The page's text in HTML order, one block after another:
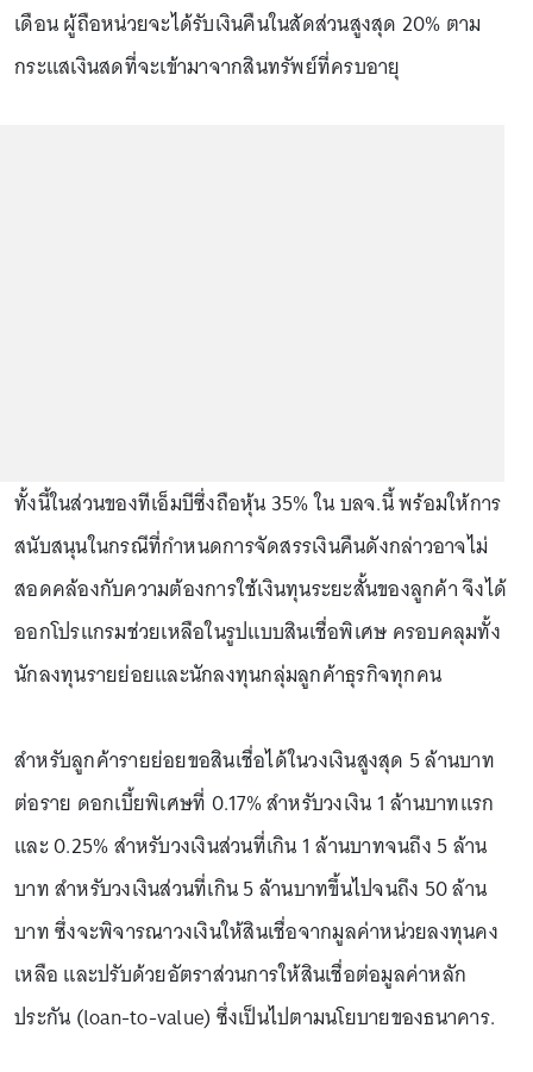
เดือน ผู้ถือหน่วยจะได้รับเงินคืนในสัดส่วนสูงสุด 20% ตาม
กระแสเงินสดที่จะเข้ามาจากสินทรัพย์ที่ครบอายุ
ทั้งนี้ในส่วนของทีเอ็มบีซึ่งถือหุ้น 35% ใน บลจ.นี้ พร้อมให้การ
สนับสนุนในกรณีที่กำหนดการจัดสรรเงินคืนดังกล่าวอาจไม่
สอดคล้องกับความต้องการใช้เงินทุนระยะสั้นของลูกค้า จึงได้
ออกโปรแกรมช่วยเหลือในรูปแบบสินเชื่อพิเศษ ครอบคลุมทั้ง
นักลงทุนรายย่อยและนักลงทุนกลุ่มลูกค้าธุรกิจทุกคน
สำหรับลูกค้ารายย่อยขอสินเชื่อได้ในวงเงินสูงสุด 5 ล้านบาท
ต่อราย ดอกเบี้ยพิเศษที่ 0.17% สำหรับวงเงิน 1 ล้านบาทแรก
และ 0.25% สำหรับวงเงินส่วนที่เกิน 1 ล้านบาทจนถึง 5 ล้าน
บาท สำหรับวงเงินส่วนที่เกิน 5 ล้านบาทขึ้นไปจนถึง 50 ล้าน
บาท ซึ่งจะพิจารณาวงเงินให้สินเชื่อจากมูลค่าหน่วยลงทุนคง
เหลือ และปรับด้วยอัตราส่วนการให้สินเชื่อต่อมูลค่าหลัก
ประกัน (loan-to-value) ซึ่งเป็นไปตามนโยบายของธนาคาร.